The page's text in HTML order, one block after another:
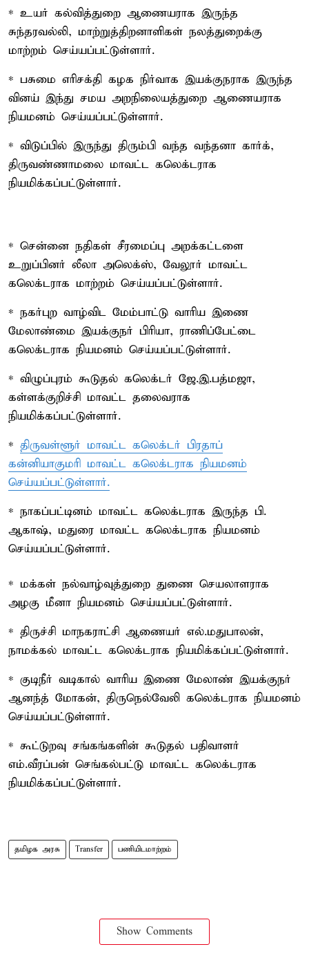
* உயர் கல்வித்துறை ஆணையராக இருந்த
சுந்தரவல்லி, மாற்றுத்திறனாளிகள் நலத்துறைக்கு
மாற்றம் செய்யப்பட்டுள்ளார்.
* பசுமை எரிசக்தி கழக நிர்வாக இயக்குநராக இருந்த
வினய் இந்து சமய அறநிலையத்துறை ஆணையராக
நியமனம் செய்யப்பட்டுள்ளார்.
* விடுப்பில் இருந்து திரும்பி வந்த வந்தனா கார்க்,
திருவண்ணாமலை மாவட்ட கலெக்டராக
நியமிக்கப்பட்டுள்ளார்.
* சென்னை நதிகள் சீரமைப்பு அறக்கட்டளை
உறுப்பினர் லீலா அலெக்ஸ், வேலூர் மாவட்ட
கலெக்டராக மாற்றம் செய்யப்பட்டுள்ளார்.
* நகர்புற வாழ்விட மேம்பாட்டு வாரிய இணை
மேலாண்மை இயக்குநர் பிரியா, ராணிப்பேட்டை
கலெக்டராக நியமனம் செய்யப்பட்டுள்ளார்.
* விழுப்புரம் கூடுதல் கலெக்டர் ஜே.இ.பத்மஜா,
கள்ளக்குறிச்சி மாவட்ட தலைவராக
நியமிக்கப்பட்டுள்ளார்.
* திருவள்ளூர் மாவட்ட கலெக்டர் பிரதாப்
கன்னியாகுமரி மாவட்ட கலெக்டராக நியமனம்
செய்யப்பட்டுள்ளார்.
* நாகப்பட்டினம் மாவட்ட கலெக்டராக இருந்த பி.
ஆகாஷ், மதுரை மாவட்ட கலெக்டராக நியமனம்
செய்யப்பட்டுள்ளார்.
* மக்கள் நல்வாழ்வுத்துறை துணை செயலாளராக
அழகு மீனா நியமனம் செய்யப்பட்டுள்ளார்.
* திருச்சி மாநகராட்சி ஆணையர் எல்.மதுபாலன்,
நாமக்கல் மாவட்ட கலெக்டராக நியமிக்கப்பட்டுள்ளார்.
* குடிநீர் வடிகால் வாரிய இணை மேலாண் இயக்குநர்
ஆனந்த் மோகன், திருநெல்வேலி கலெக்டராக நியமனம்
செய்யப்பட்டுள்ளார்.
* கூட்டுறவு சங்கங்களின் கூடுதல் பதிவாளர்
எம்.வீரப்பன் செங்கல்பட்டு மாவட்ட கலெக்டராக
நியமிக்கப்பட்டுள்ளார்.
தமிழக அரசு Transfer பணியிடமாற்றம்
Show Comments